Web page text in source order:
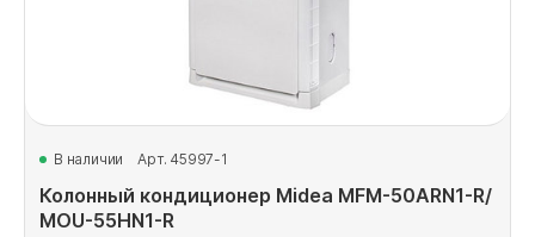
В наличии Арт. 45997-1
Колонный кондиционер Midea MFM-50ARN1-R/
MOU-55HN1-R